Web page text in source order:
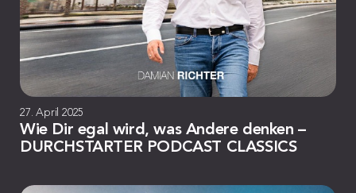
27. April 2025
Wie Dir egal wird, was Andere denken –
DURCHSTARTER PODCAST CLASSICS